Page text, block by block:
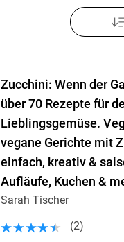
Zucchini: Wenn der
über 70 Rezepte für
Lieblingsgemüse.
vegane Gerichte mit
einfach, kreativ &
Aufläufe, Kuchen &
Sarah Tischer
(2)